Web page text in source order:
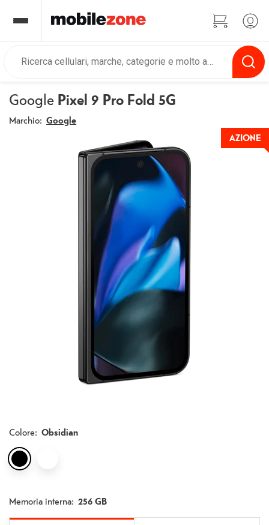
Google Pixel 9 Pro Fold 5G
Marchio: Google
AZIONE
Colore: Obsidian
Memoria interna: 256 GB